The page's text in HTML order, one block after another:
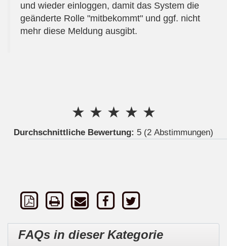
und wieder einloggen, damit das System die
geänderte Rolle "mitbekommt" und ggf. nicht
mehr diese Meldung ausgibt.
★
★
★
★
★
Durchschnittliche Bewertung: 5 (2 Abstimmungen)
FAQs in dieser Kategorie